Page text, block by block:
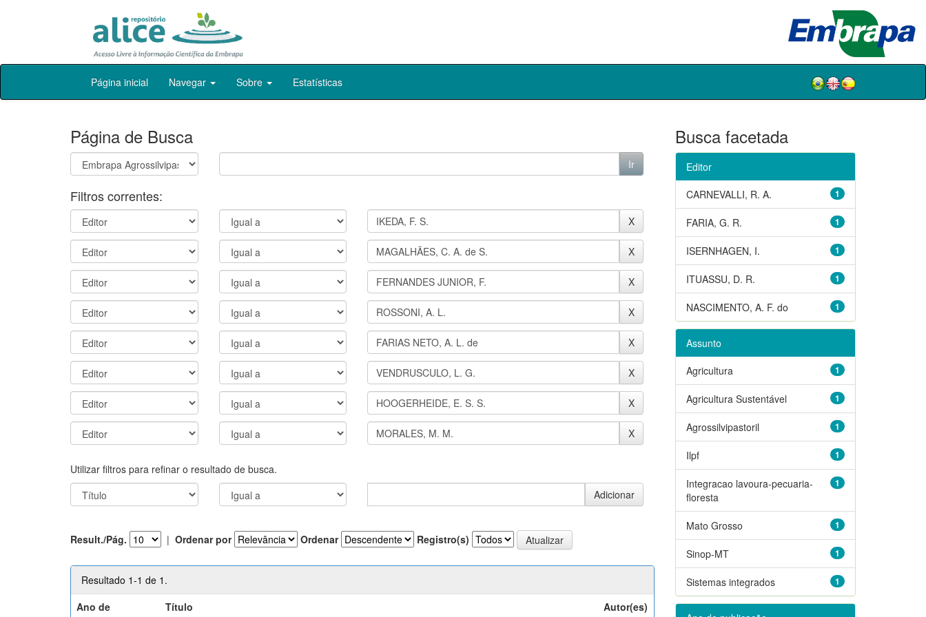
Skip
Página inicial Navegar Sobre Estatísticas
Página de Busca
Filtros correntes:
Utilizar filtros para refinar o resultado de busca.
Result./Pág. | Ordenar por Ordenar Registro(s)
Resultado 1-1 de 1.
Ano de
Título Autor(es)
Busca facetada
Editor
1
CARNEVALLI, R. A.
1
FARIA, G. R.
1
ISERNHAGEN, I.
1
ITUASSU, D. R.
1
NASCIMENTO, A. F. do
Assunto
1
Agricultura
1
Agricultura Sustentável
1
Agrossilvipastoril
1
Ilpf
1
Integracao lavoura-pecuaria-
floresta
1
Mato Grosso
1
Sinop-MT
1
Sistemas integrados